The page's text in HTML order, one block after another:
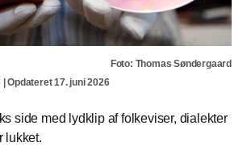
Foto: Thomas Søndergaard
Opdateret 17. juni 2026
side med lydklip af folkeviser, dialekter
lukket.